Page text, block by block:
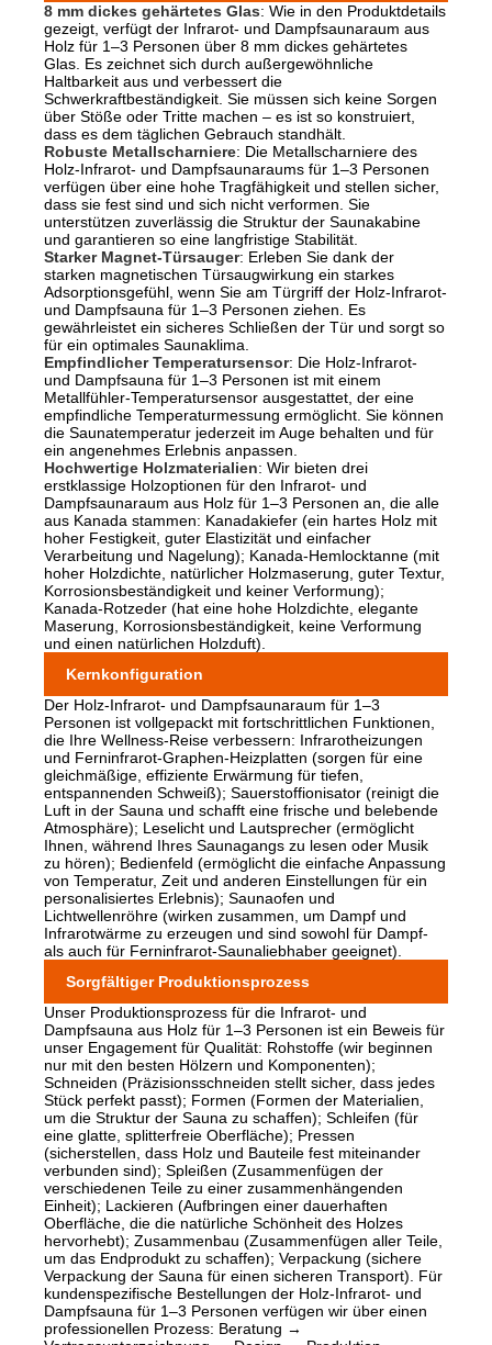
8 mm dickes gehärtetes Glas: Wie in den Produktdetails
gezeigt, verfügt der Infrarot- und Dampfsaunaraum aus
Holz für 1–3 Personen über 8 mm dickes gehärtetes
Glas. Es zeichnet sich durch außergewöhnliche
Haltbarkeit aus und verbessert die
Schwerkraftbeständigkeit. Sie müssen sich keine Sorgen
über Stöße oder Tritte machen – es ist so konstruiert,
dass es dem täglichen Gebrauch standhält.
Robuste Metallscharniere: Die Metallscharniere des
Holz-Infrarot- und Dampfsaunaraums für 1–3 Personen
verfügen über eine hohe Tragfähigkeit und stellen sicher,
dass sie fest sind und sich nicht verformen. Sie
unterstützen zuverlässig die Struktur der Saunakabine
und garantieren so eine langfristige Stabilität.
Starker Magnet-Türsauger: Erleben Sie dank der
starken magnetischen Türsaugwirkung ein starkes
Adsorptionsgefühl, wenn Sie am Türgriff der Holz-Infrarot-
und Dampfsauna für 1–3 Personen ziehen. Es
gewährleistet ein sicheres Schließen der Tür und sorgt so
für ein optimales Saunaklima.
Empfindlicher Temperatursensor: Die Holz-Infrarot-
und Dampfsauna für 1–3 Personen ist mit einem
Metallfühler-Temperatursensor ausgestattet, der eine
empfindliche Temperaturmessung ermöglicht. Sie können
die Saunatemperatur jederzeit im Auge behalten und für
ein angenehmes Erlebnis anpassen.
Hochwertige Holzmaterialien: Wir bieten drei
erstklassige Holzoptionen für den Infrarot- und
Dampfsaunaraum aus Holz für 1–3 Personen an, die alle
aus Kanada stammen: Kanadakiefer (ein hartes Holz mit
hoher Festigkeit, guter Elastizität und einfacher
Verarbeitung und Nagelung); Kanada-Hemlocktanne (mit
hoher Holzdichte, natürlicher Holzmaserung, guter Textur,
Korrosionsbeständigkeit und keiner Verformung);
Kanada-Rotzeder (hat eine hohe Holzdichte, elegante
Maserung, Korrosionsbeständigkeit, keine Verformung
und einen natürlichen Holzduft).
Kernkonfiguration
Der Holz-Infrarot- und Dampfsaunaraum für 1–3
Personen ist vollgepackt mit fortschrittlichen Funktionen,
die Ihre Wellness-Reise verbessern: Infrarotheizungen
und Ferninfrarot-Graphen-Heizplatten (sorgen für eine
gleichmäßige, effiziente Erwärmung für tiefen,
entspannenden Schweiß); Sauerstoffionisator (reinigt die
Luft in der Sauna und schafft eine frische und belebende
Atmosphäre); Leselicht und Lautsprecher (ermöglicht
Ihnen, während Ihres Saunagangs zu lesen oder Musik
zu hören); Bedienfeld (ermöglicht die einfache Anpassung
von Temperatur, Zeit und anderen Einstellungen für ein
personalisiertes Erlebnis); Saunaofen und
Lichtwellenröhre (wirken zusammen, um Dampf und
Infrarotwärme zu erzeugen und sind sowohl für Dampf-
als auch für Ferninfrarot-Saunaliebhaber geeignet).
Sorgfältiger Produktionsprozess
Unser Produktionsprozess für die Infrarot- und
Dampfsauna aus Holz für 1–3 Personen ist ein Beweis für
unser Engagement für Qualität: Rohstoffe (wir beginnen
nur mit den besten Hölzern und Komponenten);
Schneiden (Präzisionsschneiden stellt sicher, dass jedes
Stück perfekt passt); Formen (Formen der Materialien,
um die Struktur der Sauna zu schaffen); Schleifen (für
eine glatte, splitterfreie Oberfläche); Pressen
(sicherstellen, dass Holz und Bauteile fest miteinander
verbunden sind); Spleißen (Zusammenfügen der
verschiedenen Teile zu einer zusammenhängenden
Einheit); Lackieren (Aufbringen einer dauerhaften
Oberfläche, die die natürliche Schönheit des Holzes
hervorhebt); Zusammenbau (Zusammenfügen aller Teile,
um das Endprodukt zu schaffen); Verpackung (sichere
Verpackung der Sauna für einen sicheren Transport). Für
kundenspezifische Bestellungen der Holz-Infrarot- und
Dampfsauna für 1–3 Personen verfügen wir über einen
professionellen Prozess: Beratung →